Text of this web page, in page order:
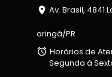
Av. Brasil, 4841
aringá/PR
Horários de
Segunda à